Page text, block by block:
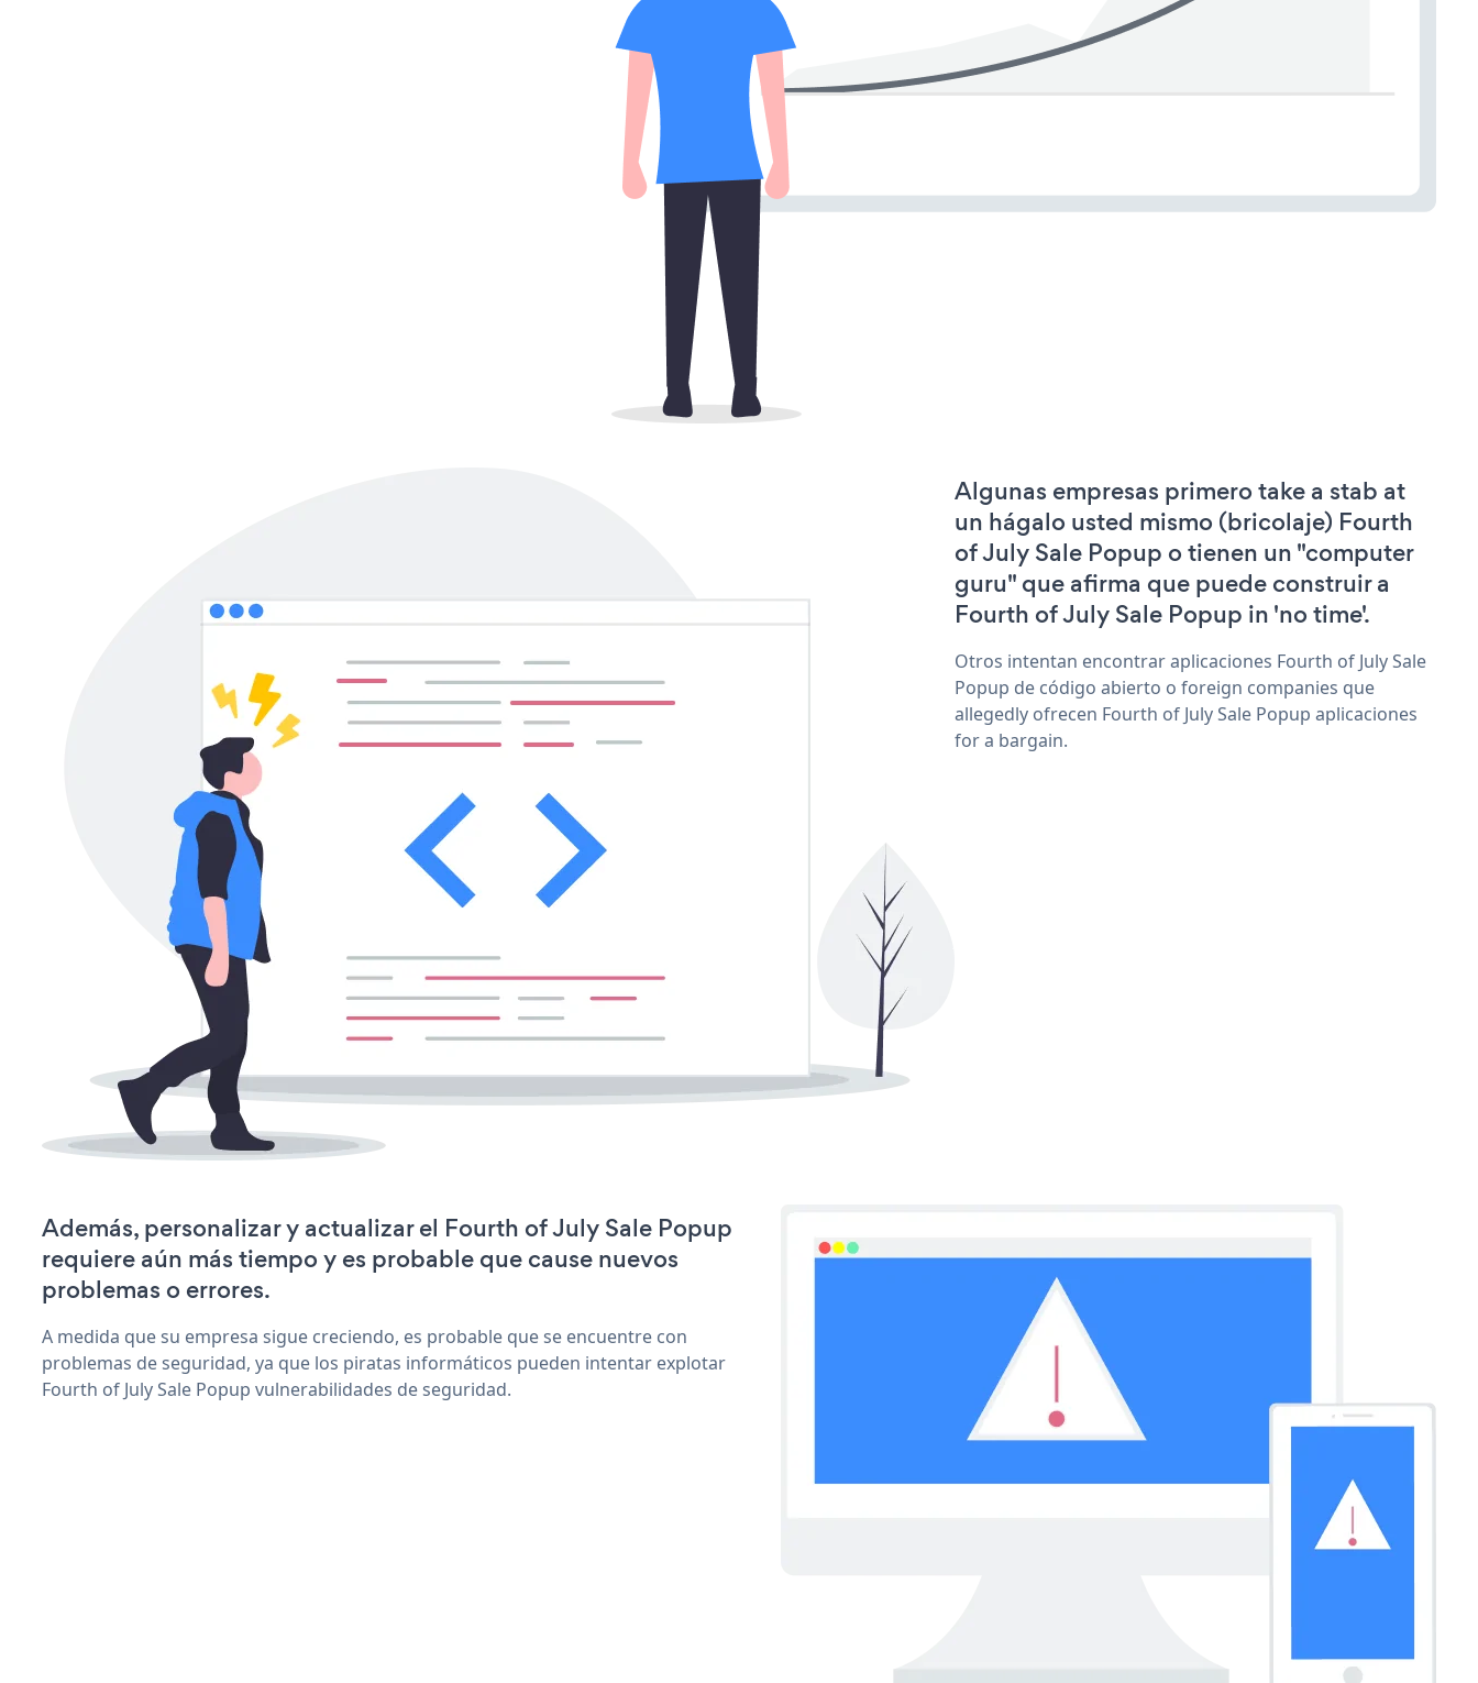
Algunas empresas primero take a stab at
un hágalo usted mismo (bricolaje) Fourth
of July Sale Popup o tienen un "computer
guru" que afirma que puede construir a
Fourth of July Sale Popup in 'no time'.
Otros intentan encontrar aplicaciones Fourth of July Sale
Popup de código abierto o foreign companies que
allegedly ofrecen Fourth of July Sale Popup aplicaciones
for a bargain.
Además, personalizar y actualizar el Fourth of July Sale Popup
requiere aún más tiempo y es probable que cause nuevos
problemas o errores.
A medida que su empresa sigue creciendo, es probable que se encuentre con
problemas de seguridad, ya que los piratas informáticos pueden intentar explotar
Fourth of July Sale Popup vulnerabilidades de seguridad.